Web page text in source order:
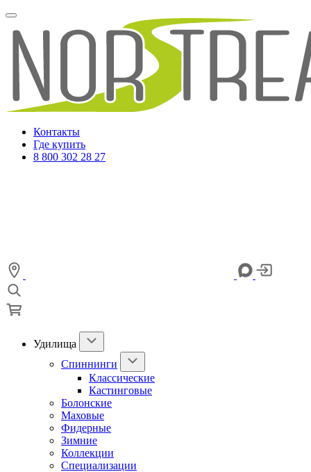
Контакты
Где купить
8 800 302 28 27
Удилища
Спиннинги
Классические
Кастинговые
Болонские
Маховые
Фидерные
Зимние
Коллекции
Специализации